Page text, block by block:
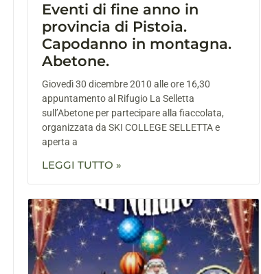
Eventi di fine anno in
provincia di Pistoia.
Capodanno in montagna.
Abetone.
Giovedì 30 dicembre 2010 alle ore 16,30
appuntamento al Rifugio La Selletta
sull’Abetone per partecipare alla fiaccolata,
organizzata da SKI COLLEGE SELLETTA e
aperta a
LEGGI TUTTO »